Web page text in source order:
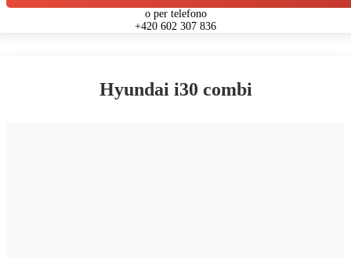
o per telefono
+420 602 307 836
Hyundai i30 combi